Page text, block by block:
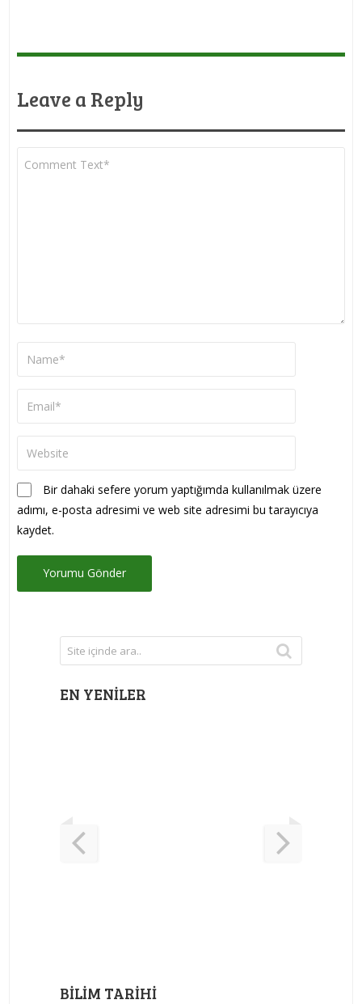
Leave a Reply
Bir dahaki sefere yorum yaptığımda kullanılmak üzere
adımı, e-posta adresimi ve web site adresimi bu tarayıcıya
kaydet.
EN YENILER
BILIM TARIHI